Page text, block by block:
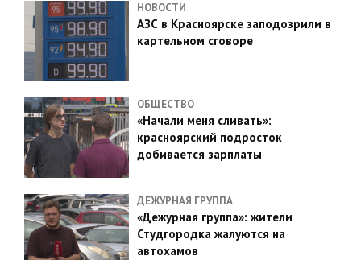
НОВОСТИ
АЗС в Красноярске заподозрили в
картельном сговоре
ОБЩЕСТВО
«Начали меня сливать»:
красноярский подросток
добивается зарплаты
ДЕЖУРНАЯ ГРУППА
«Дежурная группа»: жители
Студгородка жалуются на
автохамов